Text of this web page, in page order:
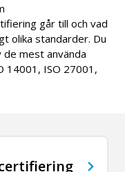
går till och vad
olika standarder. Du
mest använda
14001, ISO 27001,